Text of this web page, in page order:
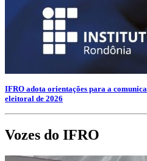
IFRO adota orientações para a
eleitoral de 2026
Vozes do IFRO